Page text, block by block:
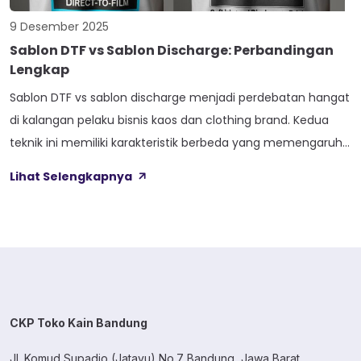
9 Desember 2025
Sablon DTF vs Sablon Discharge: Perbandingan
Lengkap
Sablon DTF vs sablon discharge menjadi perdebatan hangat
di kalangan pelaku bisnis kaos dan clothing brand. Kedua
teknik ini memiliki karakteristik berbeda yang memengaruhi
Artikel ini akan membantu Anda memahami perbedaan
Lihat Selengkapnya
CKP Toko Kain Bandung
Jl. Komud Supadio (Jatayu) No.7 Bandung, Jawa Barat.